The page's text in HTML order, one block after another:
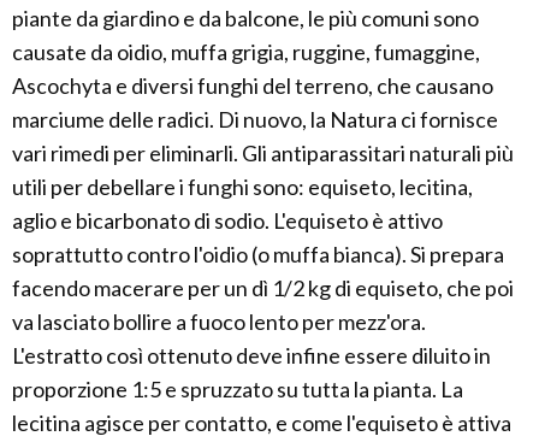
piante da giardino e da balcone, le più comuni sono
causate da oidio, muffa grigia, ruggine, fumaggine,
Ascochyta e diversi funghi del terreno, che causano
marciume delle radici. Di nuovo, la Natura ci fornisce
vari rimedi per eliminarli. Gli antiparassitari naturali più
utili per debellare i funghi sono: equiseto, lecitina,
aglio e bicarbonato di sodio. L'equiseto è attivo
soprattutto contro l'oidio (o muffa bianca). Si prepara
facendo macerare per un dì 1/2 kg di equiseto, che poi
va lasciato bollire a fuoco lento per mezz'ora.
L'estratto così ottenuto deve infine essere diluito in
proporzione 1:5 e spruzzato su tutta la pianta. La
lecitina agisce per contatto, e come l'equiseto è attiva